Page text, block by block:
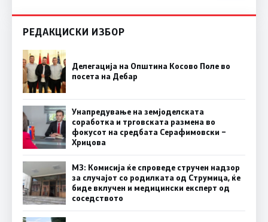
РЕДАКЦИСКИ ИЗБОР
Делегација на Општина Косово Поле во
посета на Дебар
Унапредување на земјоделската
соработка и трговската размена во
фокусот на средбата Серафимовски –
Хрицова
МЗ: Комисија ќе спроведе стручен надзор
за случајот со родилката од Струмица, ќе
биде вклучен и медицински експерт од
соседството